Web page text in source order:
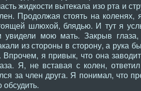
жидкости вытекала изо рта и
Продолжая стоять на
шлюхой, блядью. И тут я
мою мать. Закрыв
из стороны в сторону, а рука
я привык, что она
Я, не вставая с колен,
за член друга. Я понимал, что